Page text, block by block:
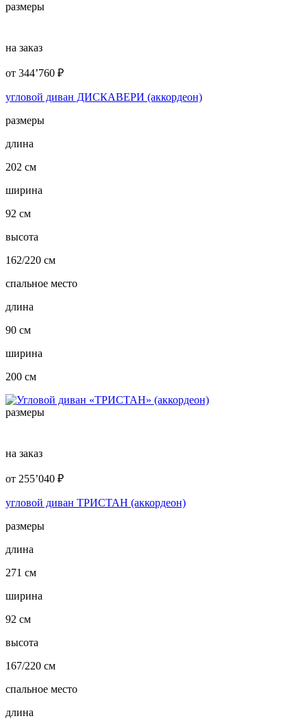
размеры
на заказ
от 344’760 ₽
угловой диван ДИСКАВЕРИ (аккордеон)
размеры
длина
202 см
ширина
92 см
высота
162/220 см
спальное место
длина
90 см
ширина
200 см
размеры
на заказ
от 255’040 ₽
угловой диван ТРИСТАН (аккордеон)
размеры
длина
271 см
ширина
92 см
высота
167/220 см
спальное место
длина